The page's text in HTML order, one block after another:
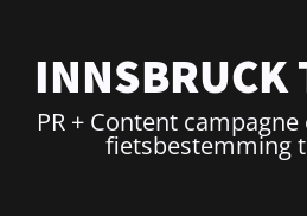
INNSBRUCK
PR + Content
fietsbestemming